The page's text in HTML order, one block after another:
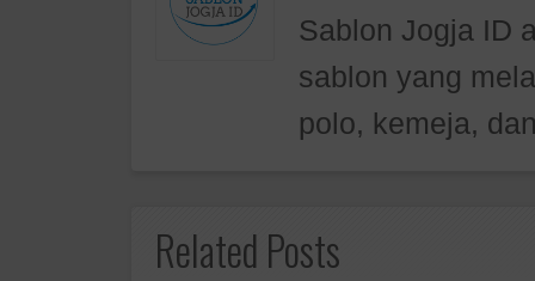
Sablon Jogja ID
sablon yang
polo, kemeja,
Related Posts